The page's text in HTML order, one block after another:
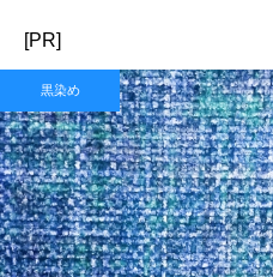
[PR]
黒染め